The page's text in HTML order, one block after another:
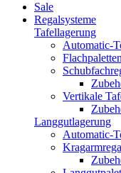
Sale
Regalsysteme
Tafellagerung
Automatic-
Vertikale
Langgutlagerung
Automatic-